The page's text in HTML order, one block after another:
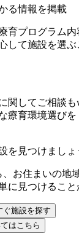
る情報を掲載
育プログラム
して施設を選ぶ
関してご相談
療育環境選びを
を見つけましょ
お住まいの地
に見つけること
ぐ施設を探す
はこちら